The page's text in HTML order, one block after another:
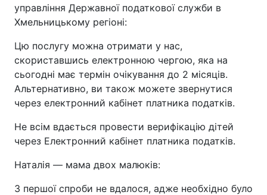
управління Державної податкової служби в
Хмельницькому регіоні:
Цю послугу можна отримати у нас,
скориставшись електронною чергою, яка на
сьогодні має термін очікування до 2 місяців.
Альтернативно, ви також можете звернутися
через електронний кабінет платника податків.
Не всім вдається провести верифікацію дітей
через Електронний кабінет платника податків.
Наталія — мама двох малюків:
З першої спроби не вдалося, адже необхідно було